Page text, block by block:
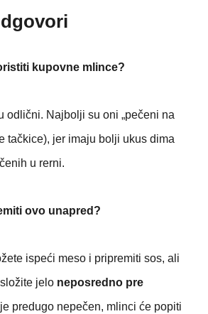
kupovne mlince?
odlični. Najbolji su oni „pečeni na
tačkice), jer imaju bolji ukus dima
u rerni.
ovo unapred?
ispeći meso i pripremiti sos, ali
jelo neposredno pre
predugo nepečen, mlinci će popiti